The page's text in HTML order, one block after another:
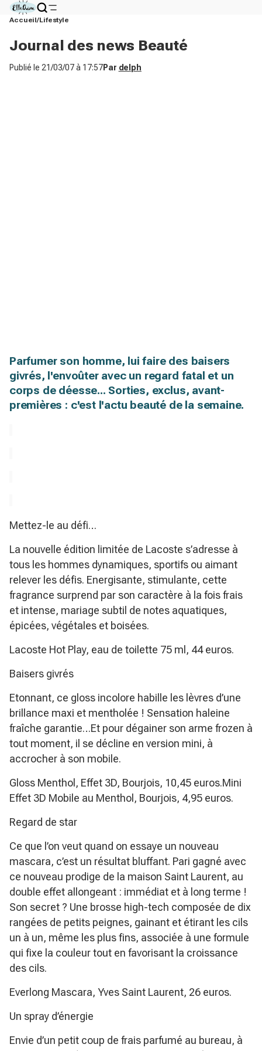
Accueil Lifestyle
Journal des news Beauté
Publié le 21/03/07 à 17:57Par delph
Parfumer son homme, lui faire des baisers
givrés, l'envoûter avec un regard fatal et un
corps de déesse... Sorties, exclus, avant-
premières : c'est l'actu beauté de la semaine.
Mettez-le au défi…
La nouvelle édition limitée de Lacoste s’adresse à
tous les hommes dynamiques, sportifs ou aimant
relever les défis. Energisante, stimulante, cette
fragrance surprend par son caractère à la fois frais
et intense, mariage subtil de notes aquatiques,
épicées, végétales et boisées.
Lacoste Hot Play, eau de toilette 75 ml, 44 euros.
Baisers givrés
Etonnant, ce gloss incolore habille les lèvres d’une
brillance maxi et mentholée ! Sensation haleine
fraîche garantie…Et pour dégainer son arme frozen à
tout moment, il se décline en version mini, à
accrocher à son mobile.
Gloss Menthol, Effet 3D, Bourjois, 10,45 euros.Mini
Effet 3D Mobile au Menthol, Bourjois, 4,95 euros.
Regard de star
Ce que l’on veut quand on essaye un nouveau
mascara, c’est un résultat bluffant. Pari gagné avec
ce nouveau prodige de la maison Saint Laurent, au
double effet allongeant : immédiat et à long terme !
Son secret ? Une brosse high-tech composée de dix
rangées de petits peignes, gainant et étirant les cils
un à un, même les plus fins, associée à une formule
qui fixe la couleur tout en favorisant la croissance
des cils.
Everlong Mascara, Yves Saint Laurent, 26 euros.
Un spray d’énergie
Envie d’un petit coup de frais parfumé au bureau, à